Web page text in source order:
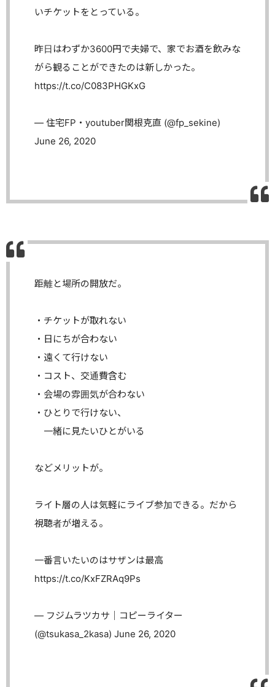
いチケットをとっている。
昨日はわずか3600円で夫婦で、家でお酒を飲みな
がら観ることができたのは新しかった。
https://t.co/C083PHGKxG
— 住宅FP・youtuber関根克直 (@fp_sekine)
June 26, 2020
距離と場所の開放だ。
・チケットが取れない
・日にちが合わない
・遠くて行けない
・コスト、交通費含む
・会場の雰囲気が合わない
・ひとりで行けない、
一緒に見たいひとがいる
などメリットが。
ライト層の人は気軽にライブ参加できる。だから
視聴者が増える。
一番言いたいのはサザンは最高
https://t.co/KxFZRAq9Ps
— フジムラツカサ｜コピーライター
(@tsukasa_2kasa) June 26, 2020